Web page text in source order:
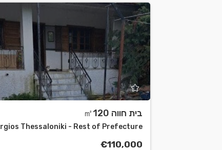
בית חווה ㎡120
€110,000